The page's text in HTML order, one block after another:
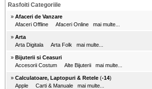
Rasfoiti Categoriile
» Afaceri de Vanzare
Afaceri Offline
Afaceri Online mai multe...
» Arta
Arta Digitala
Arta Folk mai multe...
» Bijuterii si Ceasuri
Accesorii Costum
Alte Bijuterii mai multe...
» Calculatoare, Laptopuri & Retele (-14)
Apple
Carti & Manuale mai multe...